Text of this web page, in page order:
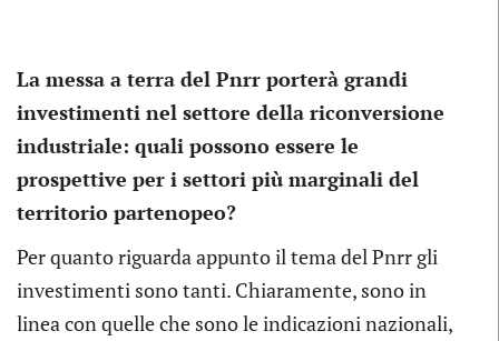
La messa a terra del Pnrr porterà grandi
investimenti nel settore della riconversione
industriale: quali possono essere le
prospettive per i settori più marginali del
territorio partenopeo?
Per quanto riguarda appunto il tema del Pnrr gli
investimenti sono tanti. Chiaramente, sono in
linea con quelle che sono le indicazioni nazionali,